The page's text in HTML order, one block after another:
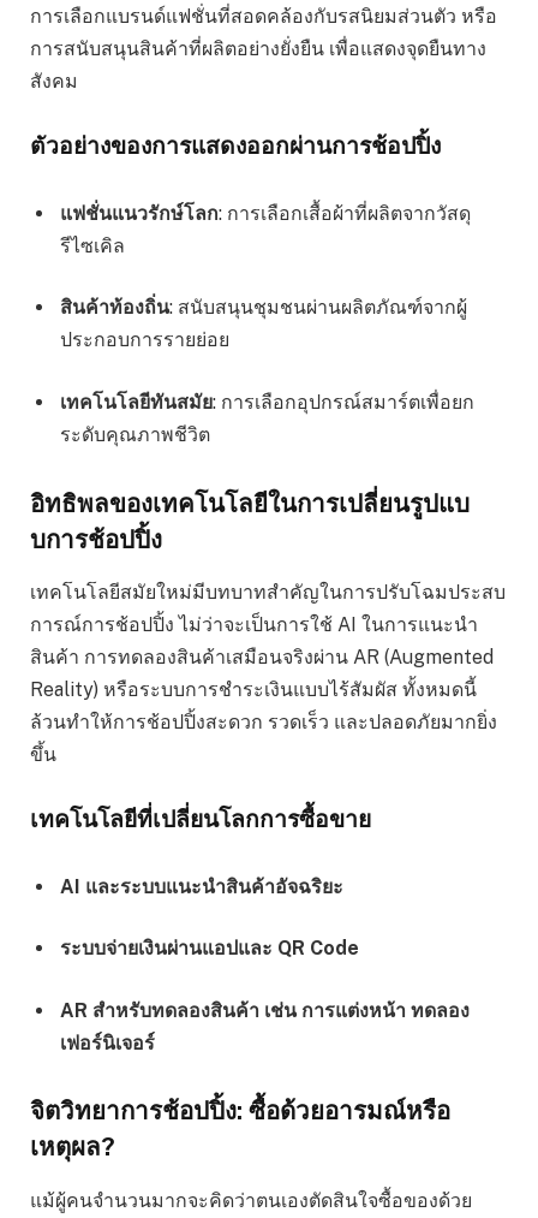
การเลือกแบรนด์แฟชั่นที่สอดคล้องกับรสนิยมส่วนตัว หรือ
การสนับสนุนสินค้าที่ผลิตอย่างยั่งยืน เพื่อแสดงจุดยืนทาง
สังคม
ตัวอย่างของการแสดงออกผ่านการช้อปปิ้ง
แฟชั่นแนวรักษ์โลก: การเลือกเสื้อผ้าที่ผลิตจากวัสดุ
รีไซเคิล
สินค้าท้องถิ่น: สนับสนุนชุมชนผ่านผลิตภัณฑ์จากผู้
ประกอบการรายย่อย
เทคโนโลยีทันสมัย: การเลือกอุปกรณ์สมาร์ตเพื่อยก
ระดับคุณภาพชีวิต
อิทธิพลของเทคโนโลยีในการเปลี่ยนรูปแบ
บการช้อปปิ้ง
เทคโนโลยีสมัยใหม่มีบทบาทสำคัญในการปรับโฉมประสบ
การณ์การช้อปปิ้ง ไม่ว่าจะเป็นการใช้ AI ในการแนะนำ
สินค้า การทดลองสินค้าเสมือนจริงผ่าน AR (Augmented
Reality) หรือระบบการชำระเงินแบบไร้สัมผัส ทั้งหมดนี้
ล้วนทำให้การช้อปปิ้งสะดวก รวดเร็ว และปลอดภัยมากยิ่ง
ขึ้น
เทคโนโลยีที่เปลี่ยนโลกการซื้อขาย
AI และระบบแนะนำสินค้าอัจฉริยะ
ระบบจ่ายเงินผ่านแอปและ QR Code
AR สำหรับทดลองสินค้า เช่น การแต่งหน้า ทดลอง
เฟอร์นิเจอร์
จิตวิทยาการช้อปปิ้ง: ซื้อด้วยอารมณ์หรือ
เหตุผล?
แม้ผู้คนจำนวนมากจะคิดว่าตนเองตัดสินใจซื้อของด้วย